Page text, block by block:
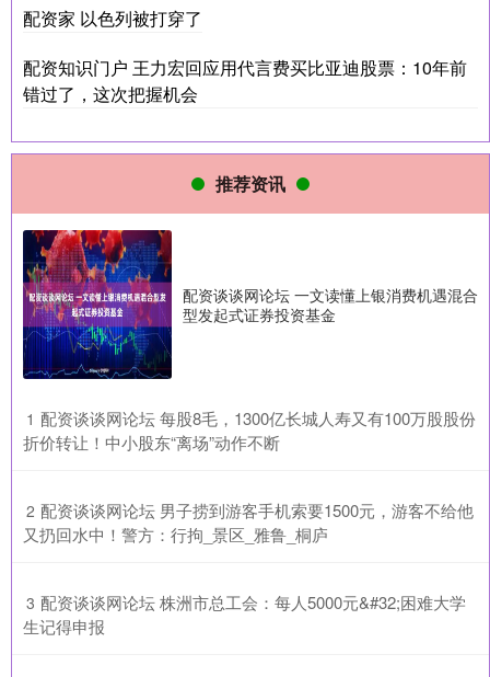
配资家 以色列被打穿了
配资知识门户 王力宏回应用代言费买比亚迪股票：10年前
错过了，这次把握机会
推荐资讯
配资谈谈网论坛 一文读懂上银消费机遇混合
型发起式证券投资基金
1 ​配资谈谈网论坛 每股8毛，1300亿长城人寿又有100万股股份
折价转让！中小股东“离场”动作不断
2 ​配资谈谈网论坛 男子捞到游客手机索要1500元，游客不给他
又扔回水中！警方：行拘_景区_雅鲁_桐庐
3 ​配资谈谈网论坛 株洲市总工会：每人5000元&#32;困难大学
生记得申报